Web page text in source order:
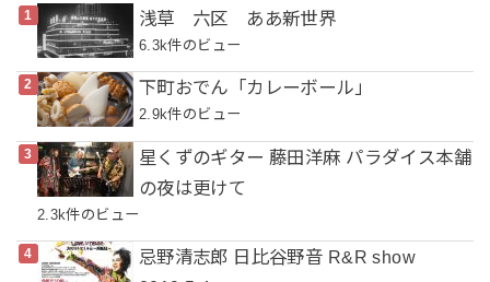
浅草 六区 ああ新世界
6.3k件のビュー
下町おでん「カレーボール」
2.9k件のビュー
星くずのギター 藤田洋麻 パラダイス本舗
の夜は更けて
2.3k件のビュー
忌野清志郎 日比谷野音 R&R show